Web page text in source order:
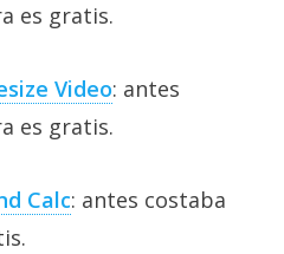
es gratis.
Video: antes
es gratis.
Calc: antes costaba